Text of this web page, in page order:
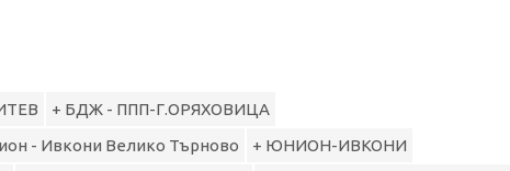
+ БДЖ - ППП-Г.ОРЯХОВИЦА
- Ивкони Велико Търново
+ ЮНИОН-ИВКОНИ